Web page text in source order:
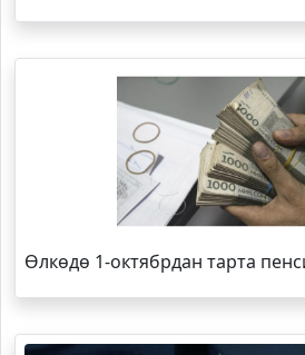
Өлкөдө 1-октябрдан тарта